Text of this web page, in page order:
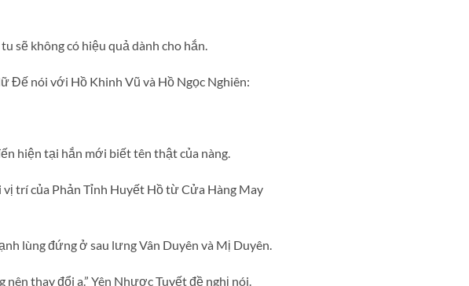
sẽ không có hiệu quả dành cho hắn.
Đế nói với Hồ Khinh Vũ và Hồ Ngọc Nghiên:
hiện tại hắn mới biết tên thật của nàng.
vị trí của Phản Tỉnh Huyết Hồ từ Cửa Hàng May
lùng đứng ở sau lưng Vân Duyên và Mị Duyên.
thay đổi a.” Yên Nhược Tuyết đề nghị nói.